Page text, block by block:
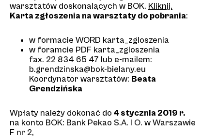
warsztatów doskonalących w BOK. Kliknij.
Karta zgłoszenia na warsztaty do pobrania:
w formacie WORD karta_zgloszenia
w foramcie PDF karta_zgloszenia
fax. 22 834 65 47 lub e-mailem:
b.grendzinska@bok-bielany.eu
Koordynator warsztatów: Beata
Grendzińska
Wpłaty należy dokonać do 4 stycznia 2019 r.
na konto BOK: Bank Pekao S.A. I O. w Warszawie
F nr 2,